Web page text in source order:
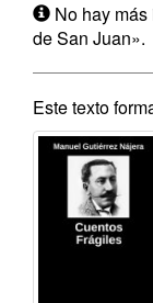
No hay
de San Juan».
Este texto